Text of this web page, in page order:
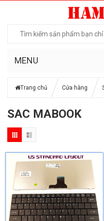
MENU
Trang chủ Cửa hàng
SAC MABOOK